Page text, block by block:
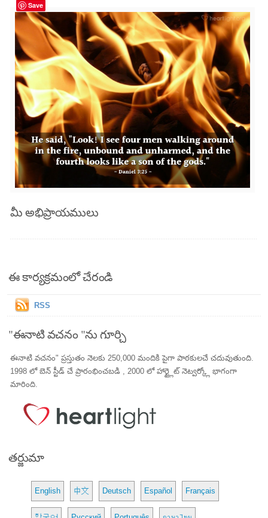
Save
మీ అభిప్రాయములు
ఈ కార్యక్రమంలో చేరండి
RSS
"ఈనాటి వచనం "ను గూర్చి
ఈనాటి వచనం" ప్రస్తుతం నెలకు 250,000 మందికి పైగా పాఠకులచే చదువుతుంది.
1998 లో బెన్ స్టీడ్ చే ప్రారంభించబడి , 2000 లో హార్ట్లైట్ నెట్వర్క్లో భాగంగా
మారింది.
తర్జుమా
English 中文 Deutsch Español Français